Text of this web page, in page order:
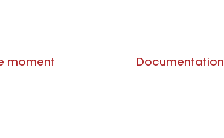
moment Documentation